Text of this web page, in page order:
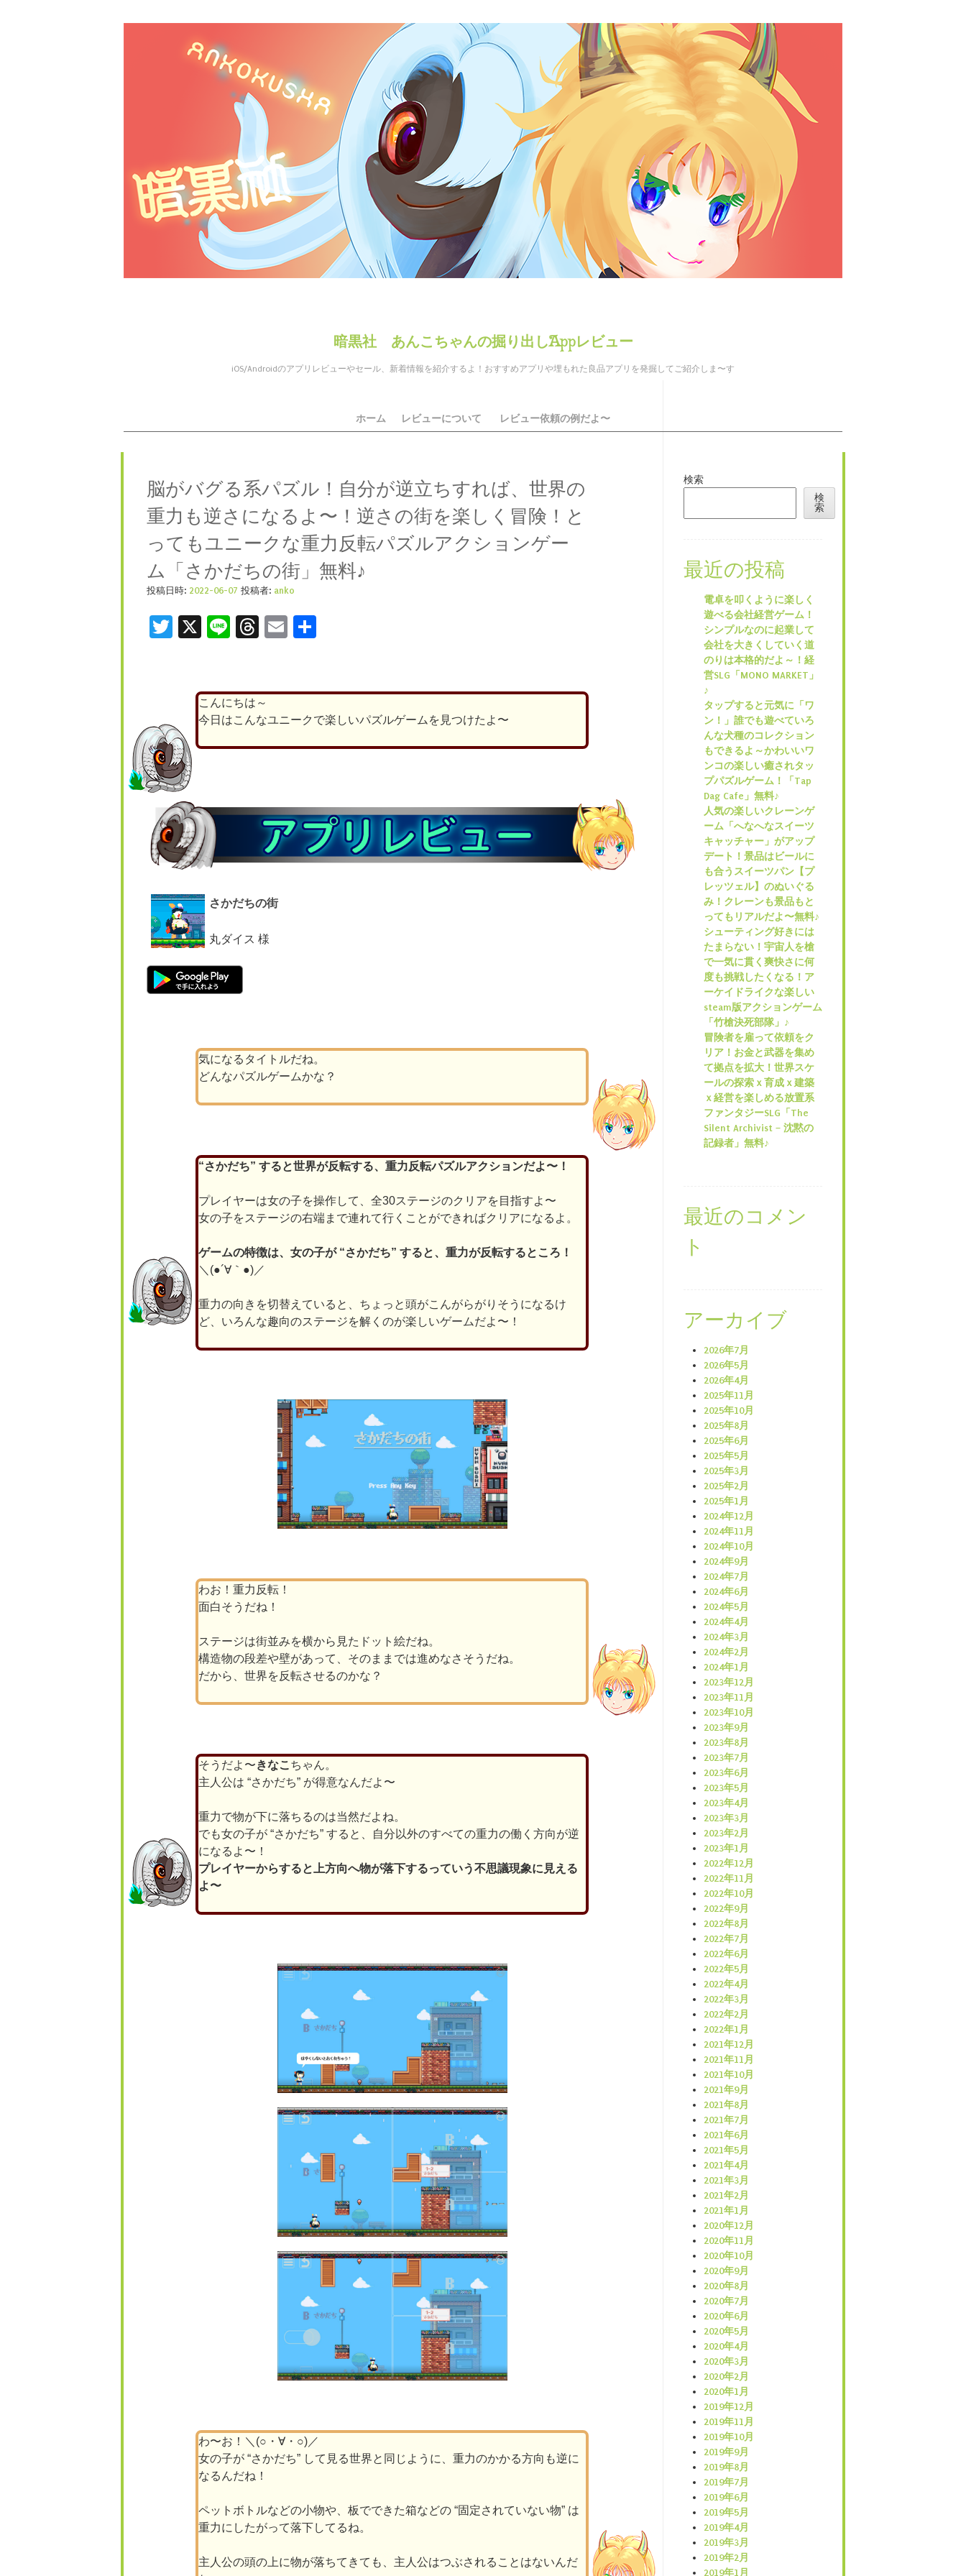
暗黒社 あんこちゃんの掘り出しAppレビュー
iOS/Androidのアプリレビューやセール、新着情報を紹介するよ！おすすめアプリや埋もれた良品アプリを発掘してご紹介しま〜す
メニュー ホーム レビューについて レビュー依頼の例だよ〜
脳がバグる系パズル！自分が逆立ちすれば、世界の
重力も逆さになるよ〜！逆さの街を楽しく冒険！と
ってもユニークな重力反転パズルアクションゲー
ム「さかだちの街」無料♪
投稿日時: 2022-06-07 投稿者: anko
Twitter
X LineThreads
Email
こんにちは～
今日はこんなユニークで楽しいパズルゲームを見つけたよ〜
さかだちの街
丸ダイス 様
気になるタイトルだね。
どんなパズルゲームかな？
“さかだち” すると世界が反転する、重力反転パズルアクションだよ〜！
プレイヤーは女の子を操作して、全30ステージのクリアを目指すよ〜
女の子をステージの右端まで連れて行くことができればクリアになるよ。
ゲームの特徴は、女の子が “さかだち” すると、重力が反転するところ！
＼(●´∀｀●)／
重力の向きを切替えていると、ちょっと頭がこんがらがりそうになるけ
ど、いろんな趣向のステージを解くのが楽しいゲームだよ〜！
わお！重力反転！
面白そうだね！
ステージは街並みを横から見たドット絵だね。
構造物の段差や壁があって、そのままでは進めなさそうだね。
だから、世界を反転させるのかな？
そうだよ〜きなこ ちゃん。
主人公は “さかだち” が得意なんだよ〜
重力で物が下に落ちるのは当然だよね。
でも女の子が “さかだち” すると、自分以外のすべての重力の働く方向が逆
になるよ〜！
プレイヤーからすると上方向へ物が落下するっていう不思議現象に見える
よ〜
わ〜お！＼(○・∀・○)／
女の子が “さかだち” して見る世界と同じように、重力のかかる方向も逆に
なるんだね！
ペットボトルなどの小物や、板でできた箱などの “固定されていない物” は
重力にしたがって落下してるね。
主人公の頭の上に物が落ちてきても、主人公はつぶされることはないんだ
検索
検
索
最近の投稿
電卓を叩くように楽しく
遊べる会社経営ゲーム！
シンプルなのに起業して
会社を大きくしていく道
のりは本格的だよ～！経
営SLG「MONO MARKET」
♪
タップすると元気に「ワ
ン！」誰でも遊べていろ
んな犬種のコレクション
もできるよ～かわいいワ
ンコの楽しい癒されタッ
プパズルゲーム！「Tap
Dag Cafe」無料♪
人気の楽しいクレーンゲ
ーム「へなへなスイーツ
キャッチャー」がアップ
デート！景品はビールに
も合うスイーツパン【プ
レッツェル】のぬいぐる
み！クレーンも景品もと
ってもリアルだよ〜無料♪
シューティング好きには
たまらない！宇宙人を槍
で一気に貫く爽快さに何
度も挑戦したくなる！ア
ーケイドライクな楽しい
steam版アクションゲーム
「竹槍決死部隊」♪
冒険者を雇って依頼をク
リア！お金と武器を集め
て拠点を拡大！世界スケ
ールの探索ｘ育成ｘ建築
ｘ経営を楽しめる放置系
ファンタジーSLG「The
Silent Archivist – 沈黙の
記録者」無料♪
最近のコメン
ト
アーカイブ
2026年7月
2026年5月
2026年4月
2025年11月
2025年10月
2025年8月
2025年6月
2025年5月
2025年3月
2025年2月
2025年1月
2024年12月
2024年11月
2024年10月
2024年9月
2024年7月
2024年6月
2024年5月
2024年4月
2024年3月
2024年2月
2024年1月
2023年12月
2023年11月
2023年10月
2023年9月
2023年8月
2023年7月
2023年6月
2023年5月
2023年4月
2023年3月
2023年2月
2023年1月
2022年12月
2022年11月
2022年10月
2022年9月
2022年8月
2022年7月
2022年6月
2022年5月
2022年4月
2022年3月
2022年2月
2022年1月
2021年12月
2021年11月
2021年10月
2021年9月
2021年8月
2021年7月
2021年6月
2021年5月
2021年4月
2021年3月
2021年2月
2021年1月
2020年12月
2020年11月
2020年10月
2020年9月
2020年8月
2020年7月
2020年6月
2020年5月
2020年4月
2020年3月
2020年2月
2020年1月
2019年12月
2019年11月
2019年10月
2019年9月
2019年8月
2019年7月
2019年6月
2019年5月
2019年4月
2019年3月
2019年2月
2019年1月